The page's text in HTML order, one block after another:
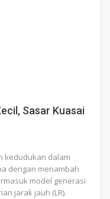
Sasar Kuasai
kedudukan dalam
dengan menambah
model generasi
jarak jauh (LR).